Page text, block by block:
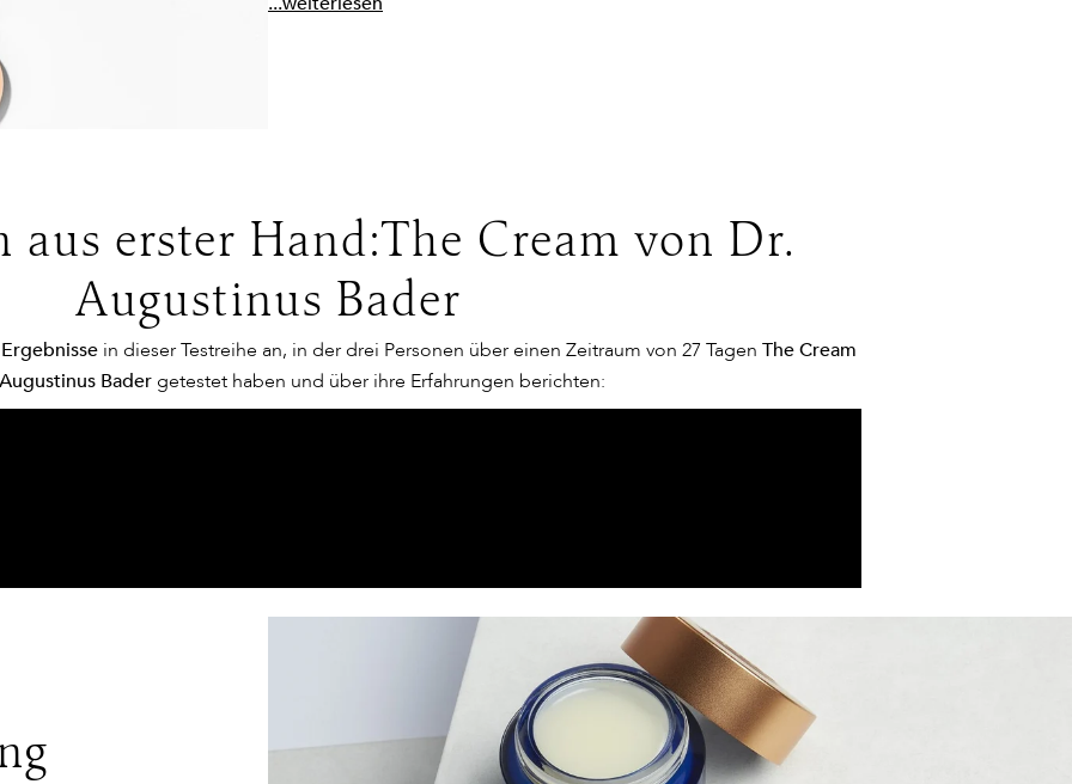
Primer, der mit illuminierenden Partikeln schönen Glow verleiht und ein
ist? Die Frage, warum manche Wunden besser als andere heilen, hat ihn nicht mehr losgelassen.
lieferten ihm schlussendlich Aufschluss. Seine Erkenntnis: Unser Körper verfügt bereits über
– er muss nur dazu animiert werden. Und diese Funktion erfüllen ganz bestimmte Wirkstoffe in den
entwickelte er eine Technik, die eine problemlose Aktivierung dieser Zellen ermöglichte:Die ABC-
der Zellen werden kopiert und wieder in den Körper zurückgeführt.
aus erster Hand:The Cream von Dr.
Augustinus Bader
in dieser Testreihe an, in der drei Personen über einen Zeitraum von 27 Tagen The Cream
Badergetestet haben und über ihre Erfahrungen berichten: